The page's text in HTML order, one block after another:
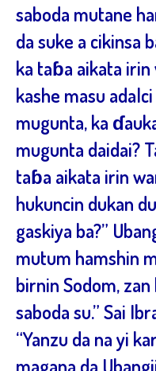
saboda mutane
da suke a cikinsa
ka taɓa aikata irin
kashe masu
mugunta, ka
mugunta daidai?
taɓa aikata irin
hukuncin dukan
gaskiya ba?”
mutum hamshin
birnin Sodom,
saboda su.” Sai
“Yanzu da na yi
magana da